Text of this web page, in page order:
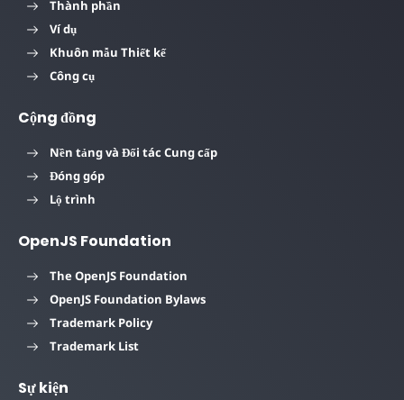
Thành phần
Ví dụ
Khuôn mẫu Thiết kế
Công cụ
Cộng đồng
Nền tảng và Đối tác Cung cấp
Đóng góp
Lộ trình
OpenJS Foundation
The OpenJS Foundation
OpenJS Foundation Bylaws
Trademark Policy
Trademark List
Sự kiện